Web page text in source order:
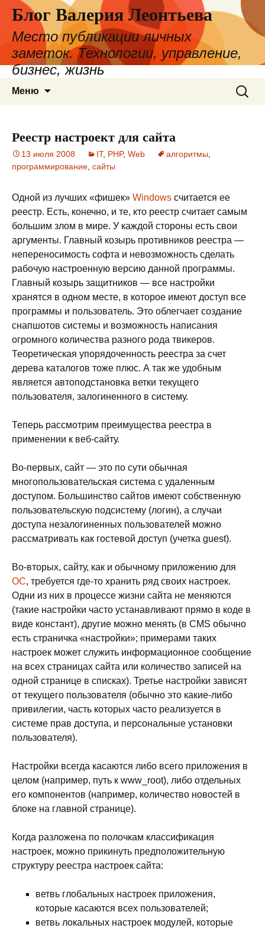
Блог Валерия Леонтьева
Место публикации личных
заметок. Технологии, управление,
бизнес, жизнь
Меню
Найти:
Реестр настроект для сайта
13 июля 2008 IT, PHP, Web алгоритмы
программирование сайты
Одной из лучших «фишек» Windows считается ее
реестр. Есть, конечно, и те, кто реестр считает самым
большим злом в мире. У каждой стороны есть свои
аргументы. Главный козырь противников реестра —
непереносимость софта и невозможность сделать
рабочую настроенную версию данной программы.
Главный козырь защитников — все настройки
хранятся в одном месте, в которое имеют доступ все
программы и пользователь. Это облегчает создание
снапшотов системы и возможность написания
огромного количества разного рода твикеров.
Теоретическая упорядоченность реестра за счет
дерева каталогов тоже плюс. А так же удобным
является автоподстановка ветки текущего
пользователя, залогиненного в систему.
Теперь рассмотрим преимущества реестра в
применении к веб-сайту.
Во-первых, сайт — это по сути обычная
многопользовательская система с удаленным
доступом. Большинство сайтов имеют собственную
пользовательскую подсистему (логин), а случаи
доступа незалогиненных пользователей можно
рассматривать как гостевой доступ (учетка guest).
Во-вторых, сайту, как и обычному приложению для
ОС, требуется где-то хранить ряд своих настроек.
Одни из них в процессе жизни сайта не меняются
(такие настройки часто устанавливают прямо в коде в
виде констант), другие можно менять (в CMS обычно
есть страничка «настройки»; примерами таких
настроек может служить информационное сообщение
на всех страницах сайта или количество записей на
одной странице в списках). Третье настройки зависят
от текущего пользователя (обычно это какие-либо
привилегии, часть которых часто реализуется в
системе прав доступа, и персональные установки
пользователя).
Настройки всегда касаются либо всего приложения в
целом (например, путь к www_root), либо отдельных
его компонентов (например, количество новостей в
блоке на главной странице).
Когда разложена по полочкам классификация
настроек, можно прикинуть предположительную
структуру реестра настроек сайта:
ветвь глобальных настроек приложения,
которые касаются всех пользователей;
ветвь локальных настроек модулей, которые